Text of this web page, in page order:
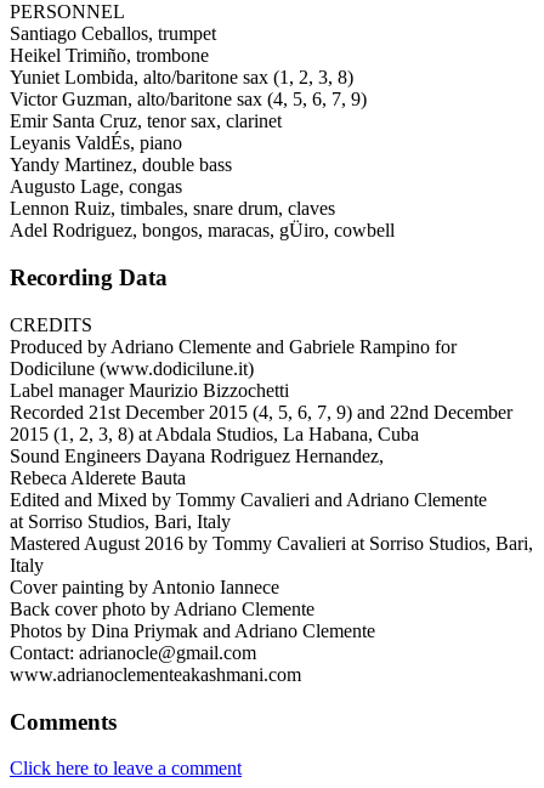
PERSONNEL
Santiago Ceballos, trumpet
Heikel Trimiño, trombone
Yuniet Lombida, alto/baritone sax (1, 2, 3, 8)
Victor Guzman, alto/baritone sax (4, 5, 6, 7, 9)
Emir Santa Cruz, tenor sax, clarinet
Leyanis ValdÉs, piano
Yandy Martinez, double bass
Augusto Lage, congas
Lennon Ruiz, timbales, snare drum, claves
Adel Rodriguez, bongos, maracas, gÜiro, cowbell
Recording Data
CREDITS
Produced by Adriano Clemente and Gabriele Rampino for
Dodicilune (www.dodicilune.it)
Label manager Maurizio Bizzochetti
Recorded 21st December 2015 (4, 5, 6, 7, 9) and 22nd December
2015 (1, 2, 3, 8) at Abdala Studios, La Habana, Cuba
Sound Engineers Dayana Rodriguez Hernandez,
Rebeca Alderete Bauta
Edited and Mixed by Tommy Cavalieri and Adriano Clemente
at Sorriso Studios, Bari, Italy
Mastered August 2016 by Tommy Cavalieri at Sorriso Studios, Bari,
Italy
Cover painting by Antonio Iannece
Back cover photo by Adriano Clemente
Photos by Dina Priymak and Adriano Clemente
Contact: adrianocle@gmail.com
www.adrianoclementeakashmani.com
Comments
Click here to leave a comment